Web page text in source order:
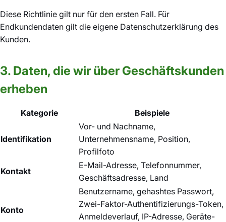
Diese Richtlinie gilt nur für den ersten Fall. Für
Endkundendaten gilt die eigene Datenschutzerklärung des
Kunden.
3. Daten, die wir über Geschäftskunden
erheben
Kategorie Beispiele
Identifikation
Vor- und Nachname,
Unternehmensname, Position,
Profilfoto
Kontakt
E-Mail-Adresse, Telefonnummer,
Geschäftsadresse, Land
Konto
Benutzername, gehashtes Passwort,
Zwei-Faktor-Authentifizierungs-Token,
Anmeldeverlauf, IP-Adresse, Geräte-